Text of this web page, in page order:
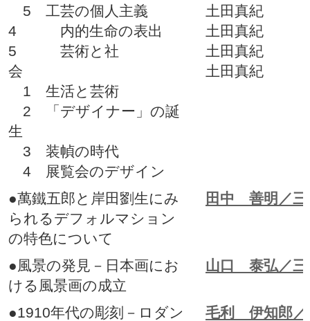
5 工芸の個人主義
4 内的生命の表出
5 芸術と社
会
1 生活と芸術
2 「デザイナー」の誕
生
3 装幀の時代
4 展覧会のデザイン
土田真紀
土田真紀
土田真紀
土田真紀
●萬鐵五郎と岸田劉生にみ
られるデフォルマション
の特色について
田中 善明／三
●風景の発見－日本画にお
ける風景画の成立
山口 泰弘／三
●1910年代の彫刻－ロダン
毛利 伊知郎／